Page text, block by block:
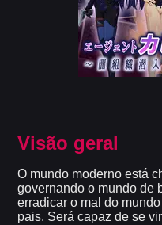
Visão geral
O mundo moderno está
governando o mundo de
erradicar o mal do
pais. Será capaz de se